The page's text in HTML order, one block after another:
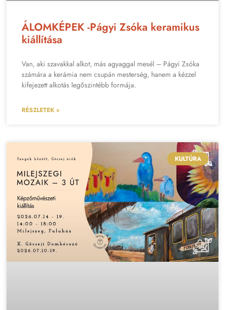
ÁLOMKÉPEK -Págyi Zsóka keramikus
kiállítása
Van, aki szavakkal alkot, más agyaggal mesél – Págyi Zsóka
számára a kerámia nem csupán mesterség, hanem a kézzel
kifejezett alkotás legőszintébb formája.
RÉSZLETEK »
KULTÚRA